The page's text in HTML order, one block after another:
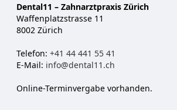
Dental11 – Zahnarztpraxis Zürich
Waffenplatzstrasse 11
8002 Zürich
Telefon: +41 44 441 55 41
E-Mail: info@dental11.ch
Online-Terminvergabe vorhanden.